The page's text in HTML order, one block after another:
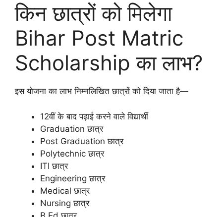
किन छात्रों को मिलेगा
Bihar Post Matric
Scholarship का लाभ?
इस योजना का लाभ निम्नलिखित छात्रों को दिया जाता है—
12वीं के बाद पढ़ाई करने वाले विद्यार्थी
Graduation छात्र
Post Graduation छात्र
Polytechnic छात्र
ITI छात्र
Engineering छात्र
Medical छात्र
Nursing छात्र